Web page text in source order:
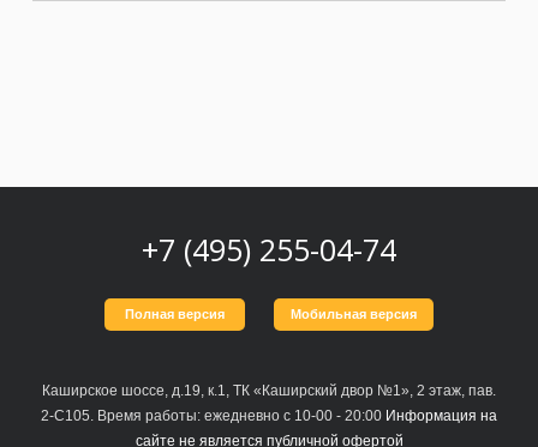
+7 (495) 255-04-74
Полная версия Мобильная версия
Каширское шоссе, д.19, к.1, ТК «Каширский двор №1», 2 этаж, пав.
2-С105. Время работы: ежедневно с 10-00 - 20:00 Информация на
сайте не является публичной офертой